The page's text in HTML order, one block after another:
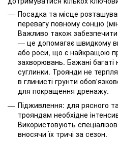
Посадка та місце
перевагу повному сонцю
Важливо також
— це допомагає швидкому
або роси, що є найкращою
захворювань. Бажані багаті
суглинки. Троянди не
в глинисті грунти
для покращення дренажу.
Підживлення: для рясного
трояндам необхідне
Використовують
вносячи їх тричі за сезон.